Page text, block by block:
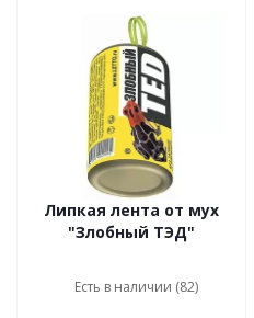
Липкая лента от мух
"Злобный ТЭД"
Есть в наличии (82)